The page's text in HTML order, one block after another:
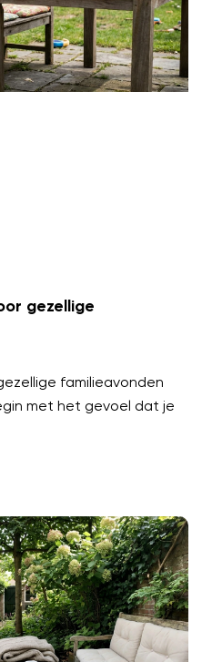
gezellige
familieavonden
met het gevoel dat je